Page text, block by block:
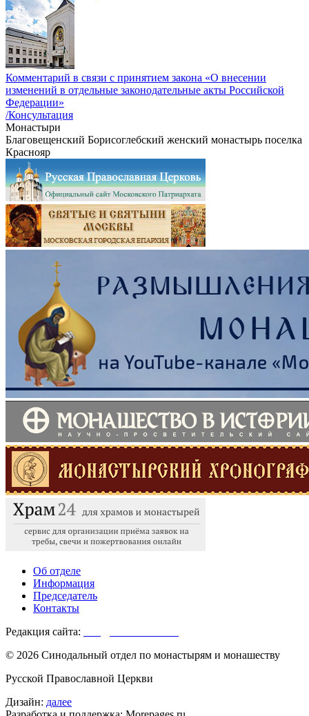
Комментарий в связи с принятием закона «О внесении
изменений в отдельные законодательные акты Российской
Федерации»
/Консультация
Монастыри
Благовещенский Борисоглебский женский монастырь поселка
Краснояр
Об отделе
Информация
Председатель
Контакты
Редакция сайта:
© 2026 Синодальный отдел по монастырям и монашеству
Русской Православной Церкви
Дизайн: далее